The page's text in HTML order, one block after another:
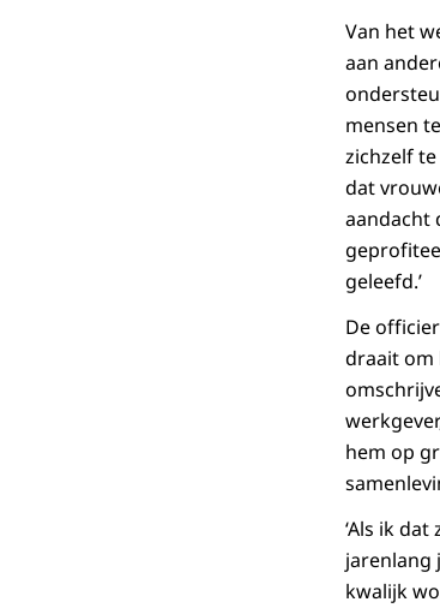
Van het
aan
mensen
zichzelf
dat
aandacht
geleefd.’
De
draait om
hem op
‘Als ik
jarenlang
kwalijk